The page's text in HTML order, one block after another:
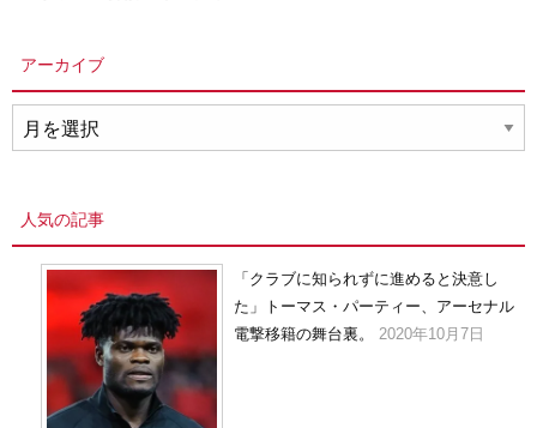
アーカイブ
ー
人気の記事
「クラブに知られずに進めると決意し
た」トーマス・パーティー、アーセナル
電撃移籍の舞台裏。
2020年10月7日